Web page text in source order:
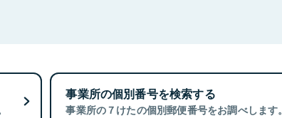
事業所の個別番号を検索する
事業所の７けたの個別郵便番号をお調べします。